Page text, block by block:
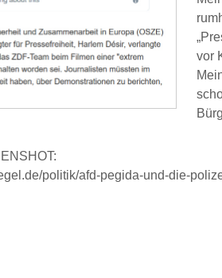
vor
politik/afd-pegida-und-die-